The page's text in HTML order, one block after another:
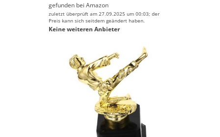
gefunden bei Amazon
zuletzt überprüft am 27.09.2025 um 00:03; der
Preis kann sich seitdem geändert haben.
Keine weiteren Anbieter